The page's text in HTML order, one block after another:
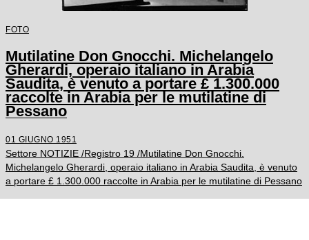
FOTO
Mutilatine Don Gnocchi. Michelangelo
Gherardi, operaio italiano in Arabia
Saudita, è venuto a portare £ 1.300.000
raccolte in Arabia per le mutilatine di
Pessano
01 GIUGNO 1951
Settore NOTIZIE /Registro 19 /Mutilatine Don Gnocchi.
Michelangelo Gherardi, operaio italiano in Arabia Saudita, è venuto
a portare £ 1.300.000 raccolte in Arabia per le mutilatine di Pessano